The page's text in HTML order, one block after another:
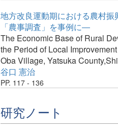
地方改良運動期における農村
「農事調査」を事例に―
The Economic Base of Rural
the Period of Local
Oba Village, Yatsuka
谷口 憲治
PP. 117 - 136
研究ノート